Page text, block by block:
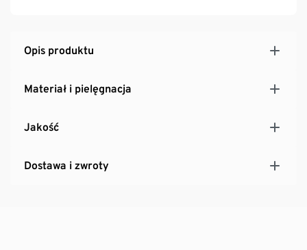
Opis produktu
Materiał i pielęgnacja
Jakość
Dostawa i zwroty